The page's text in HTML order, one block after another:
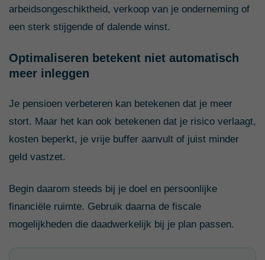
arbeidsongeschiktheid, verkoop van je onderneming of
een sterk stijgende of dalende winst.
Optimaliseren betekent niet automatisch
meer inleggen
Je pensioen verbeteren kan betekenen dat je meer
stort. Maar het kan ook betekenen dat je risico verlaagt,
kosten beperkt, je vrije buffer aanvult of juist minder
geld vastzet.
Begin daarom steeds bij je doel en persoonlijke
financiële ruimte. Gebruik daarna de fiscale
mogelijkheden die daadwerkelijk bij je plan passen.